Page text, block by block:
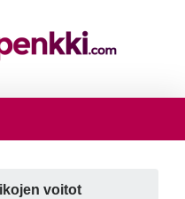
voitot